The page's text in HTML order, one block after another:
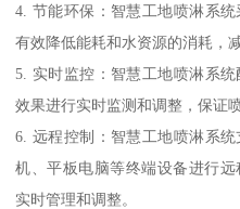
4. 节能环保：智慧工地喷淋系
有效降低能耗和水资源的消耗，
5. 实时监控：智慧工地喷淋系
效果进行实时监测和调整，保证
6. 远程控制：智慧工地喷淋系
机、平板电脑等终端设备进行
实时管理和调整。